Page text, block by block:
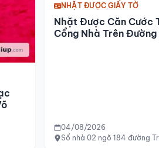
NHẶT ĐƯỢC GIẤY TỜ
Nhặt Được Căn Cước
Cổng Nhà Trên Đường
04/08/2026
Số nhà 02 ngõ 184 đường